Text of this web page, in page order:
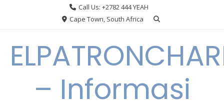
Call Us: +2782 444 YEAH
Cape Town, South Africa
– Informasi